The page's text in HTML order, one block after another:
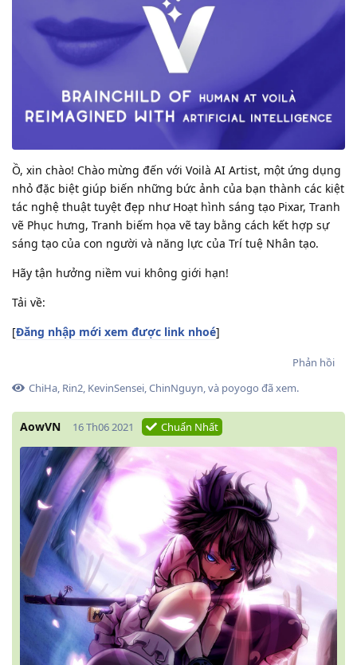
Ồ, xin chào! Chào mừng đến với Voilà AI Artist, một ứng dụng
nhỏ đặc biệt giúp biến những bức ảnh của bạn thành các kiệt
tác nghệ thuật tuyệt đẹp như Hoạt hình sáng tạo Pixar, Tranh
vẽ Phục hưng, Tranh biếm họa vẽ tay bằng cách kết hợp sự
sáng tạo của con người và năng lực của Trí tuệ Nhân tạo.
Hãy tận hưởng niềm vui không giới hạn!
Tải về:
[Đăng nhập mới xem được link nhoé]
Phản hồi
ChiHa, Rin2, KevinSensei,ChinNguyn, và poyogo đã xem.
AowVN 16 Th06 2021 Chuẩn Nhất